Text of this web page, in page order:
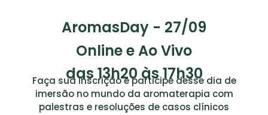
AromasDay - 27/09
Online e Ao Vivo
das 13h20 às 17h30
Faça sua inscrição e participe desse dia de
imersão no mundo da aromaterapia com
palestras e resoluções de casos clínicos